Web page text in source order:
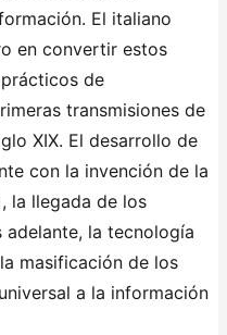
El italiano
en convertir estos
de
transmisiones de
XIX. El desarrollo de
con la invención de la
la llegada de los
adelante, la tecnología
masificación de los
a la información